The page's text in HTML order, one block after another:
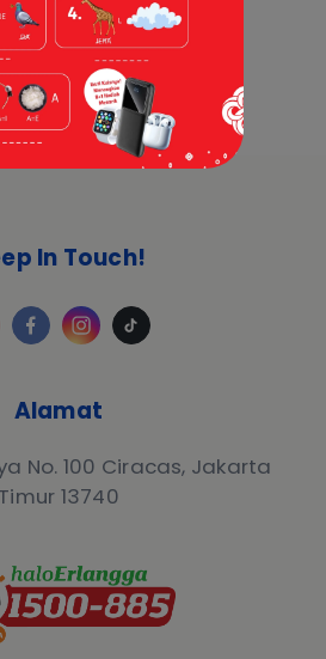
Jun 2026 |Artikel
Alamat
No. 100 Ciracas, Jakarta
Timur 13740
In Touch!